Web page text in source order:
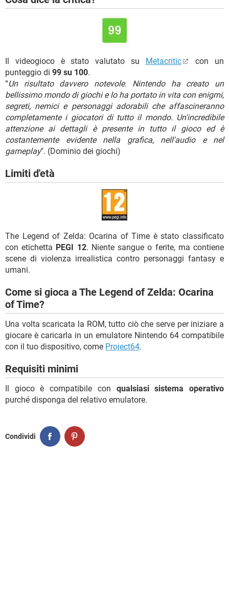
Il videogioco è stato valutato su Metacritic
con un
punteggio di 99 su 100.
“Un risultato davvero notevole. Nintendo ha creato un
bellissimo mondo di giochi e lo ha portato in vita con enigmi,
segreti, nemici e personaggi adorabili che affascineranno
completamente i giocatori di tutto il mondo. Un'incredibile
attenzione ai dettagli è presente in tutto il gioco ed è
costantemente evidente nella grafica, nell'audio e nel
gameplay". (Dominio dei giochi)
Limiti d'età
The Legend of Zelda: Ocarina of Time è stato classificato
con etichetta PEGI 12. Niente sangue o ferite, ma contiene
scene di violenza irrealistica contro personaggi fantasy e
umani.
Come si gioca a The Legend of Zelda: Ocarina
of Time?
Una volta scaricata la ROM, tutto ciò che serve per iniziare a
giocare è caricarla in un emulatore Nintendo 64 compatibile
con il tuo dispositivo, come Project64.
Requisiti minimi
Il gioco è compatibile con qualsiasi sistema operativo
purché disponga del relativo emulatore.
Condividi